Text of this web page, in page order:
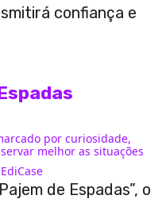
confiança e
por curiosidade,
melhor as situações
de Espadas”, o